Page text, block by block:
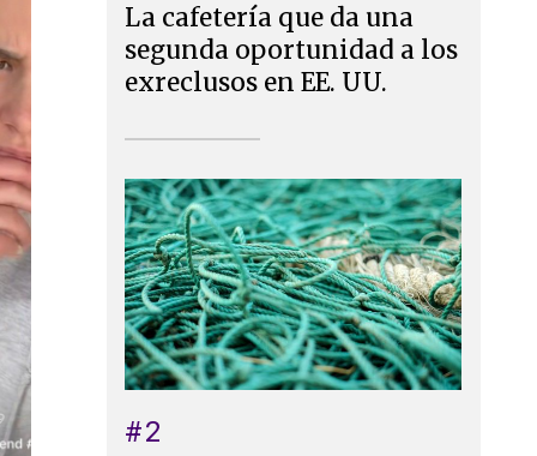
La cafetería que da una
segunda oportunidad a los
exreclusos en EE. UU.
#2